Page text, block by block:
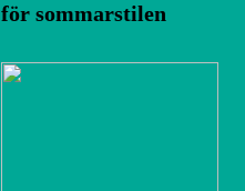
för sommarstilen